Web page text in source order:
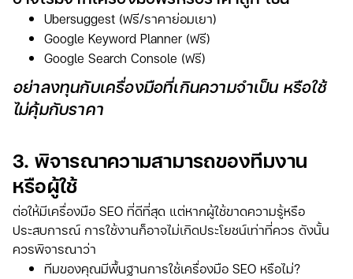
Ubersuggest (ฟรี/ราคาย่อมเยา)
Google Keyword Planner (ฟรี)
Google Search Console (ฟรี)
อย่าลงทุนกับเครื่องมือที่เกินความจำเป็น หรือใช้
ไม่คุ้มกับราคา
3. พิจารณาความสามารถของทีมงาน
หรือผู้ใช้
ต่อให้มีเครื่องมือ SEO ที่ดีที่สุด แต่หากผู้ใช้ขาดความรู้หรือ
ประสบการณ์ การใช้งานก็อาจไม่เกิดประโยชน์เท่าที่ควร ดังนั้น
ควรพิจารณาว่า
ทีมของคุณมีพื้นฐานการใช้เครื่องมือ SEO หรือไม่?